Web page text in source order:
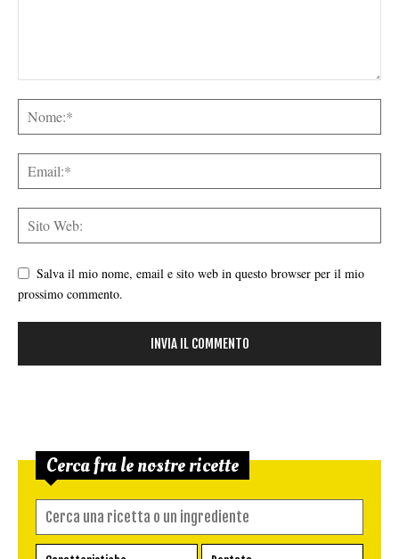
Salva il mio nome, email e sito web in questo browser per il mio
prossimo commento.
Cerca fra le nostre ricette